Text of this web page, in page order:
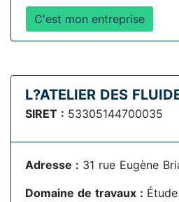
C'est mon entreprise
L?ATELIER DES
SIRET : 53305144700035
Adresse : 31 rue Eugène
Domaine de travaux :